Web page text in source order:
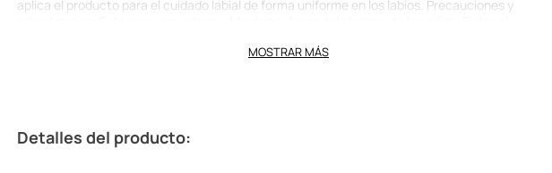
aplica el producto para el cuidado labial de forma uniforme en los labios. Precauciones y
médico. Suspender su uso si aparecen signos de irritación o sarpullido. Seguir las instrucciones.
MOSTRAR MÁS
Detalles del producto: